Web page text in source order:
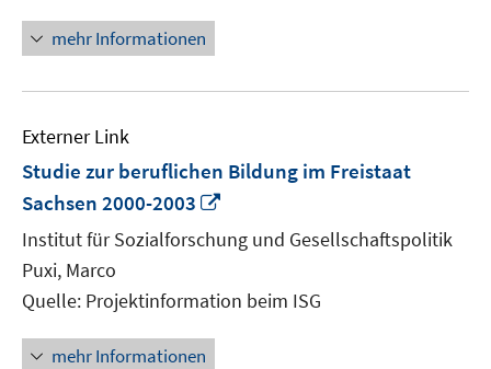
mehr Informationen
Externer Link
Studie zur beruflichen Bildung im Freistaat
Sachsen 2000-2003
neuem
Fenster
Institut für Sozialforschung und Gesellschaftspolitik
Puxi, Marco
Quelle: Projektinformation beim ISG
mehr Informationen